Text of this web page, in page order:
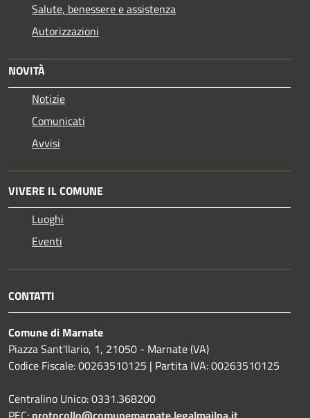
Salute, benessere e assistenza
Autorizzazioni
NOVITÀ
Notizie
Comunicati
Avvisi
VIVERE IL COMUNE
Luoghi
Eventi
CONTATTI
Comune di Marnate
Piazza Sant'Ilario, 1, 21050 - Marnate (VA)
Codice Fiscale: 00263510125 | Partita IVA: 00263510125
Centralino Unico: 0331.368200